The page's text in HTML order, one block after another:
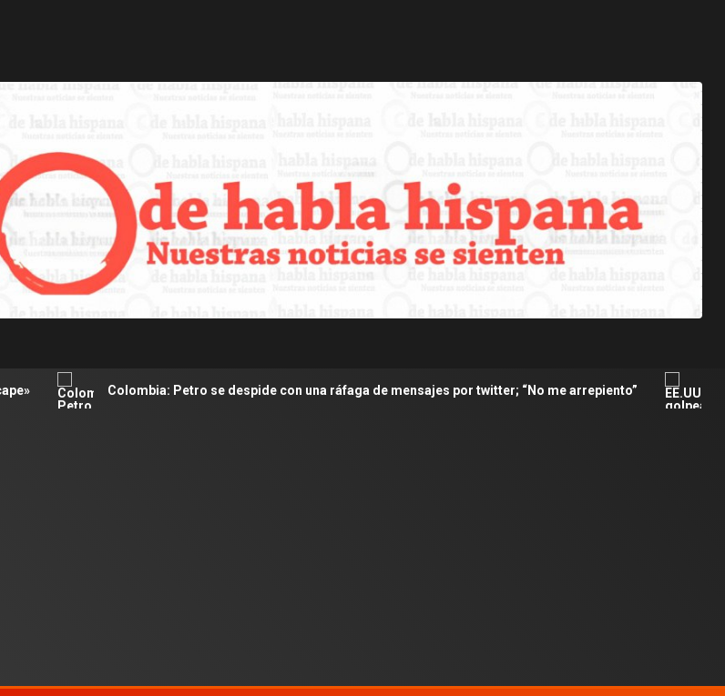
Colombia: Petro se despide con una ráfaga de mensajes por twitter; “No me arrepiento” EE.UU. golpea la